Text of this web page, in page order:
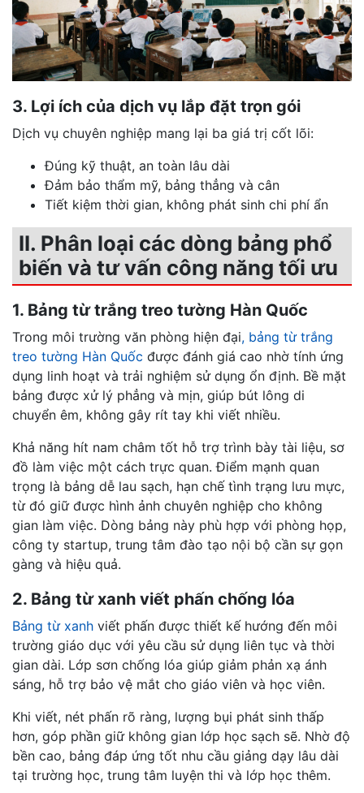
3. Lợi ích của dịch vụ lắp đặt trọn gói
Dịch vụ chuyên nghiệp mang lại ba giá trị cốt lõi:
Đúng kỹ thuật, an toàn lâu dài
Đảm bảo thẩm mỹ, bảng thẳng và cân
Tiết kiệm thời gian, không phát sinh chi phí ẩn
II. Phân loại các dòng bảng phổ
biến và tư vấn công năng tối ưu
1. Bảng từ trắng treo tường Hàn Quốc
Trong môi trường văn phòng hiện đại, bảng từ trắng
treo tường Hàn Quốc được đánh giá cao nhờ tính ứng
dụng linh hoạt và trải nghiệm sử dụng ổn định. Bề mặt
bảng được xử lý phẳng và mịn, giúp bút lông di
chuyển êm, không gây rít tay khi viết nhiều.
Khả năng hít nam châm tốt hỗ trợ trình bày tài liệu, sơ
đồ làm việc một cách trực quan. Điểm mạnh quan
trọng là bảng dễ lau sạch, hạn chế tình trạng lưu mực,
từ đó giữ được hình ảnh chuyên nghiệp cho không
gian làm việc. Dòng bảng này phù hợp với phòng họp,
công ty startup, trung tâm đào tạo nội bộ cần sự gọn
gàng và hiệu quả.
2. Bảng từ xanh viết phấn chống lóa
Bảng từ xanh viết phấn được thiết kế hướng đến môi
trường giáo dục với yêu cầu sử dụng liên tục và thời
gian dài. Lớp sơn chống lóa giúp giảm phản xạ ánh
sáng, hỗ trợ bảo vệ mắt cho giáo viên và học viên.
Khi viết, nét phấn rõ ràng, lượng bụi phát sinh thấp
hơn, góp phần giữ không gian lớp học sạch sẽ. Nhờ độ
bền cao, bảng đáp ứng tốt nhu cầu giảng dạy lâu dài
tại trường học, trung tâm luyện thi và lớp học thêm.